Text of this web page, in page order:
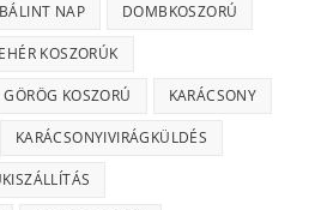
BÁLINT NAP DOMBKOSZORÚ
KOSZORÚK
GÖRÖG KOSZORÚ KARÁCSONY
KARÁCSONYIVIRÁGKÜLDÉS